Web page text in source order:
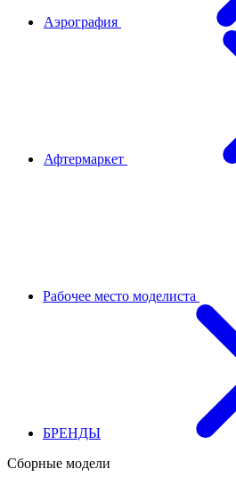
Аэрография
Афтермаркет
Рабочее место моделиста
БРЕНДЫ
Сборные модели